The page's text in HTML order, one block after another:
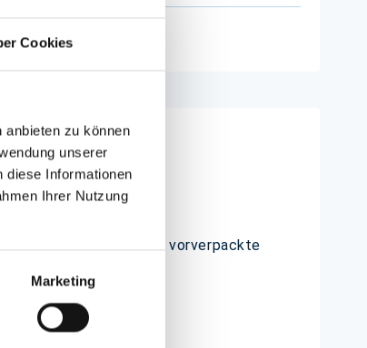
Cookies
anbieten zu können
unserer
diese Informationen
Ihrer Nutzung
Marketing
den Inhalt frei, was für vorverpackte